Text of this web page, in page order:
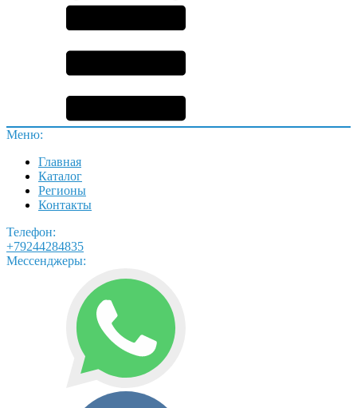
Меню:
Главная
Каталог
Регионы
Контакты
Телефон:
+79244284835
Мессенджеры: